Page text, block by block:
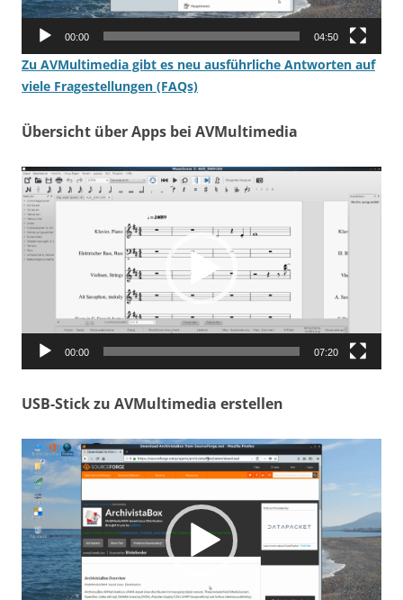
00:00 04:50
Zu AVMultimedia gibt es neu ausführliche Antworten auf
viele Fragestellungen (FAQs)
Übersicht über Apps bei AVMultimedia
Video-
Player
00:00 07:20
USB-Stick zu AVMultimedia erstellen
Video-
Player